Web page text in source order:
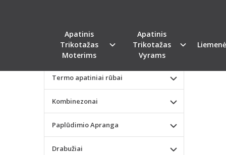
Apatinis
Trikotažas
Moterims
Apatinis
Trikotažas
Vyrams
Valentino dienos dovana
Liemenėlės
Termo apatiniai rūbai
Kombinezonai
Paplūdimio Apranga
Drabužiai